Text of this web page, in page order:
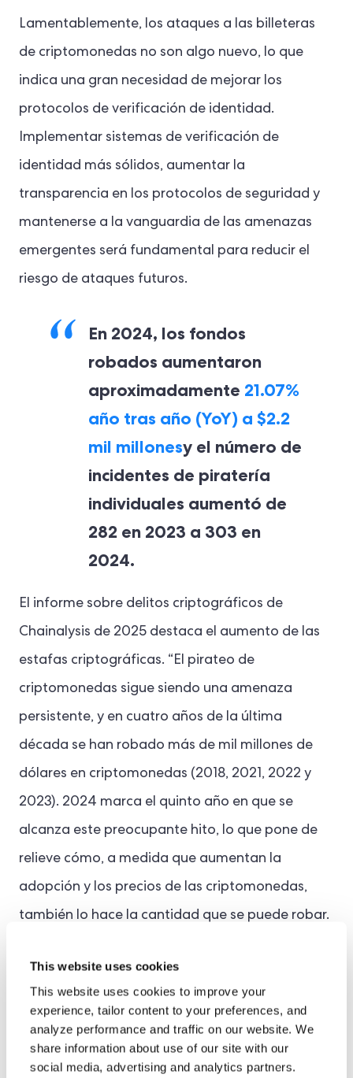
This website uses cookies
This website uses cookies to improve your
experience, tailor content to your preferences, and
analyze performance and traffic on our website. We
share information about use of our site with our
social media, advertising and analytics partners.
Lamentablemente, los ataques a las billeteras
de criptomonedas no son algo nuevo, lo que
indica una gran necesidad de mejorar los
protocolos de verificación de identidad.
Implementar sistemas de verificación de
identidad más sólidos, aumentar la
transparencia en los protocolos de seguridad y
mantenerse a la vanguardia de las amenazas
emergentes será fundamental para reducir el
riesgo de ataques futuros.
En 2024, los fondos
robados aumentaron
aproximadamente 21.07%
año tras año (YoY) a $2.2
mil millonesy el número de
incidentes de piratería
individuales aumentó de
282 en 2023 a 303 en
2024.
El informe sobre delitos criptográficos de
Chainalysis de 2025 destaca el aumento de las
estafas criptográficas. “El pirateo de
criptomonedas sigue siendo una amenaza
persistente, y en cuatro años de la última
década se han robado más de mil millones de
dólares en criptomonedas (2018, 2021, 2022 y
2023). 2024 marca el quinto año en que se
alcanza este preocupante hito, lo que pone de
relieve cómo, a medida que aumentan la
adopción y los precios de las criptomonedas,
también lo hace la cantidad que se puede robar.
aproximadamente21.07% año tras año (YoY)
$2.2 mil millones, y el número de incidentes de
piratería individuales aumentó de 282 en 2023 a
303 en 2024”.